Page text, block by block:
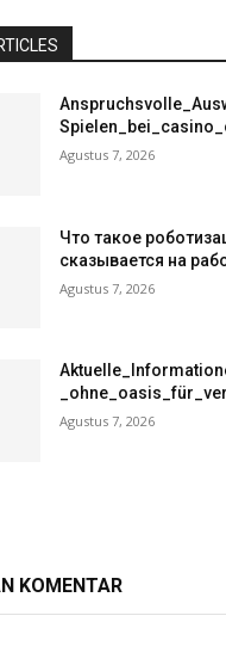
Agustus 7, 2026
Что такое
сказывается на
Agustus 7, 2026
Agustus 7, 2026
KOMENTAR